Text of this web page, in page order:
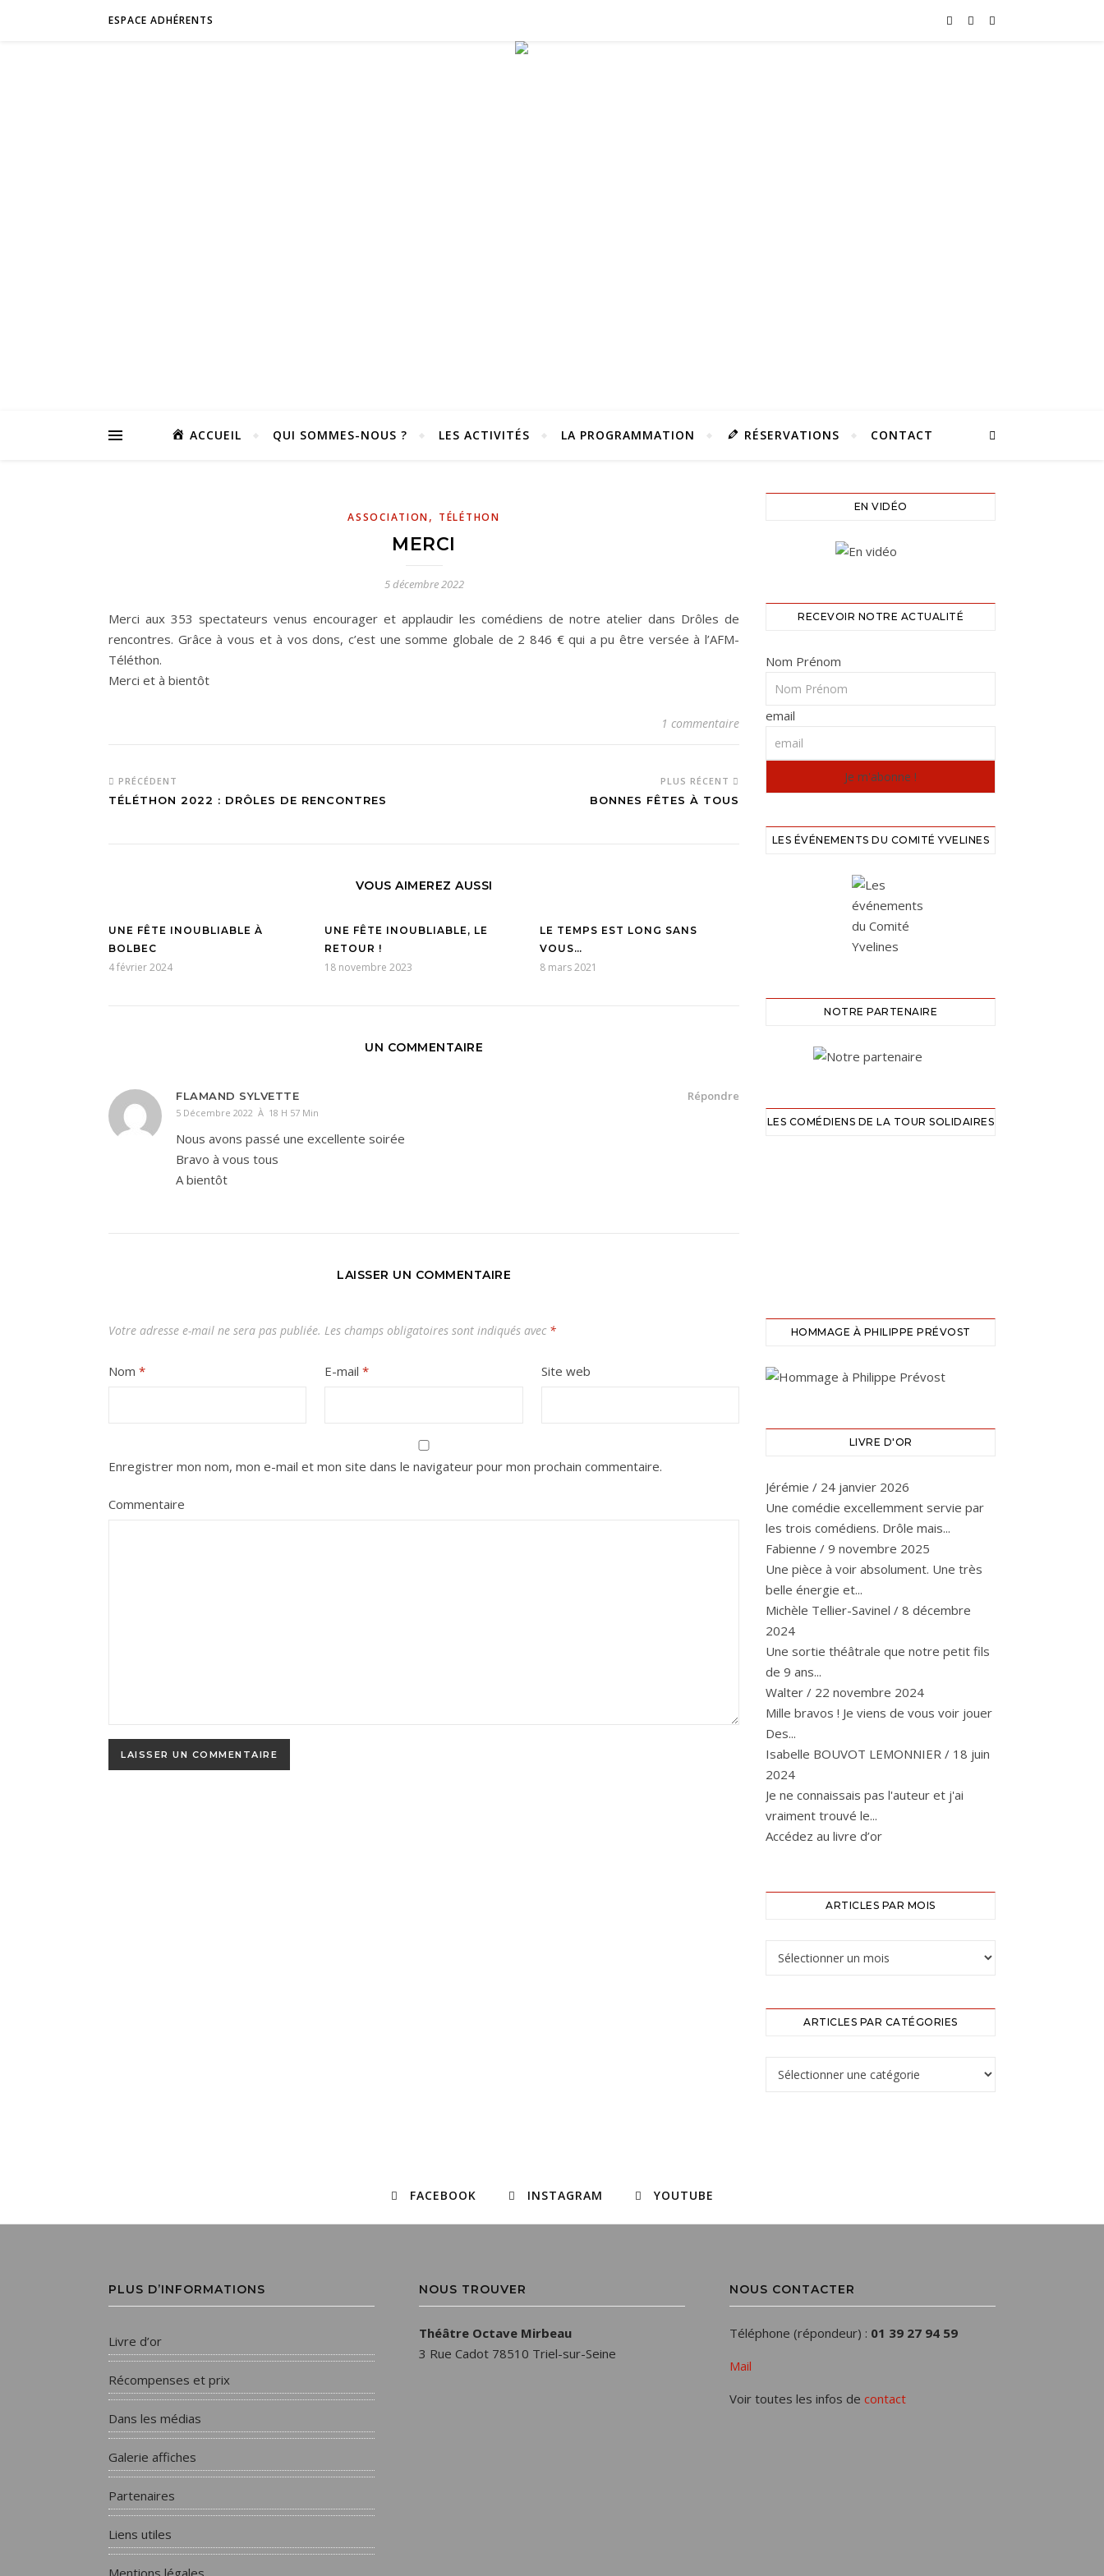
ESPACE ADHÉRENTS
ACCUEIL QUI SOMMES-NOUS ? LES ACTIVITÉS LA PROGRAMMATION RÉSERVATIONS CONTACT
ASSOCIATION, TÉLÉTHON
MERCI
5 décembre 2022
Merci aux 353 spectateurs venus encourager et applaudir les comédiens de notre atelier dans Drôles de
rencontres. Grâce à vous et à vos dons, c’est une somme globale de 2 846 € qui a pu être versée à l’AFM-
Téléthon.
Merci et à bientôt
1 commentaire
PRÉCÉDENT
TÉLÉTHON 2022 : DRÔLES DE RENCONTRES
PLUS RÉCENT
BONNES FÊTES À TOUS
VOUS AIMEREZ AUSSI
UNE FÊTE INOUBLIABLE À
BOLBEC
4 février 2024
UNE FÊTE INOUBLIABLE, LE
RETOUR !
18 novembre 2023
LE TEMPS EST LONG SANS
VOUS…
8 mars 2021
UN COMMENTAIRE
FLAMAND SYLVETTE
5 Décembre 2022 À 18 H 57 Min
Répondre
Nous avons passé une excellente soirée
Bravo à vous tous
A bientôt
LAISSER UN COMMENTAIRE
Votre adresse e-mail ne sera pas publiée. Les champs obligatoires sont indiqués avec *
Nom * E-mail* Site web
Enregistrer mon nom, mon e-mail et mon site dans le navigateur pour mon prochain commentaire.
Commentaire
EN VIDÉO
RECEVOIR NOTRE ACTUALITÉ
Nom Prénom
email
LES ÉVÉNEMENTS DU COMITÉ YVELINES
NOTRE PARTENAIRE
LES COMÉDIENS DE LA TOUR SOLIDAIRES
HOMMAGE À PHILIPPE PRÉVOST
LIVRE D'OR
Jérémie / 24 janvier 2026
Une comédie excellemment servie par
les trois comédiens. Drôle mais...
Fabienne / 9 novembre 2025
Une pièce à voir absolument. Une très
belle énergie et...
Michèle Tellier-Savinel / 8 décembre
2024
Une sortie théâtrale que notre petit fils
de 9 ans...
Walter / 22 novembre 2024
Mille bravos ! Je viens de vous voir jouer
Des...
Isabelle BOUVOT LEMONNIER / 18 juin
2024
Je ne connaissais pas l'auteur et j'ai
vraiment trouvé le...
Accédez au livre d’or
ARTICLES PAR MOIS
ARTICLES PAR CATÉGORIES
FACEBOOK INSTAGRAM YOUTUBE
PLUS D’INFORMATIONS
Livre d’or
Récompenses et prix
Dans les médias
Galerie affiches
Partenaires
Liens utiles
Mentions légales
NOUS TROUVER
Théâtre Octave Mirbeau
3 Rue Cadot 78510 Triel-sur-Seine
NOUS CONTACTER
Téléphone (répondeur) : 01 39 27 94 59
Mail
Voir toutes les infos de contact